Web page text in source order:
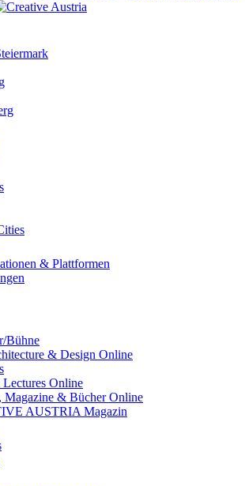
& Plattformen
Bühne
& Design Online
Online
Magazine & Bücher Online
AUSTRIA Magazin